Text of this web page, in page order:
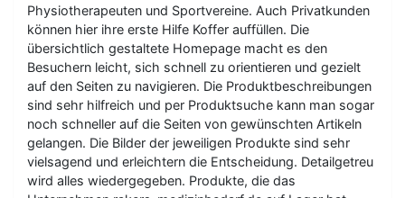
Physiotherapeuten und Sportvereine. Auch Privatkunden
können hier ihre erste Hilfe Koffer auffüllen. Die
übersichtlich gestaltete Homepage macht es den
Besuchern leicht, sich schnell zu orientieren und gezielt
auf den Seiten zu navigieren. Die Produktbeschreibungen
sind sehr hilfreich und per Produktsuche kann man sogar
noch schneller auf die Seiten von gewünschten Artikeln
gelangen. Die Bilder der jeweiligen Produkte sind sehr
vielsagend und erleichtern die Entscheidung. Detailgetreu
wird alles wiedergegeben. Produkte, die das